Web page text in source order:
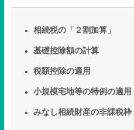
相続税の「２割加算」
基礎控除額の計算
税額控除の適用
小規模宅地等の特例の適用
みなし相続財産の非課税枠